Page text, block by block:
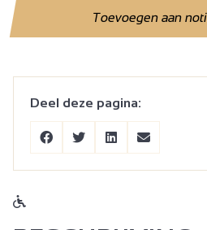
Toevoegen aan
Deel deze pagina: